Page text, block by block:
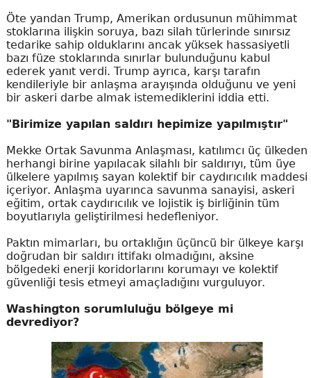
Öte yandan Trump, Amerikan ordusunun mühimmat
stoklarına ilişkin soruya, bazı silah türlerinde sınırsız
tedarike sahip olduklarını ancak yüksek hassasiyetli
bazı füze stoklarında sınırlar bulunduğunu kabul
ederek yanıt verdi. Trump ayrıca, karşı tarafın
kendileriyle bir anlaşma arayışında olduğunu ve yeni
bir askeri darbe almak istemediklerini iddia etti.
"Birimize yapılan saldırı hepimize yapılmıştır"
Mekke Ortak Savunma Anlaşması, katılımcı üç ülkeden
herhangi birine yapılacak silahlı bir saldırıyı, tüm üye
ülkelere yapılmış sayan kolektif bir caydırıcılık maddesi
içeriyor. Anlaşma uyarınca savunma sanayisi, askeri
eğitim, ortak caydırıcılık ve lojistik iş birliğinin tüm
boyutlarıyla geliştirilmesi hedefleniyor.
Paktın mimarları, bu ortaklığın üçüncü bir ülkeye karşı
doğrudan bir saldırı ittifakı olmadığını, aksine
bölgedeki enerji koridorlarını korumayı ve kolektif
güvenliği tesis etmeyi amaçladığını vurguluyor.
Washington sorumluluğu bölgeye mi
devrediyor?